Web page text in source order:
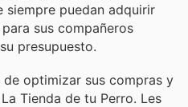
siempre puedan adquirir
sus compañeros
presupuesto.
de optimizar sus compras y
Tienda de tu Perro. Les